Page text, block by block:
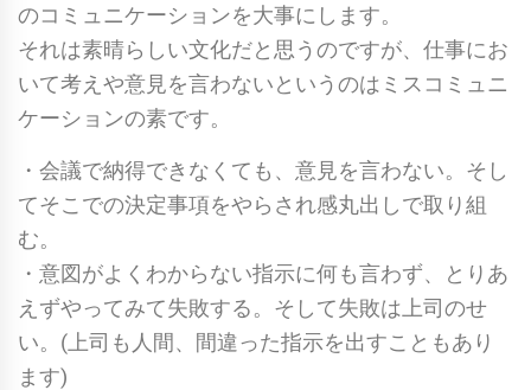
のコミュニケーションを大事にします。
それは素晴らしい文化だと思うのですが、仕事にお
いて考えや意見を言わないというのはミスコミュニ
ケーションの素です。
・会議で納得できなくても、意見を言わない。そし
てそこでの決定事項をやらされ感丸出しで取り組
む。
・意図がよくわからない指示に何も言わず、とりあ
えずやってみて失敗する。そして失敗は上司のせ
い。(上司も人間、間違った指示を出すこともあり
ます)